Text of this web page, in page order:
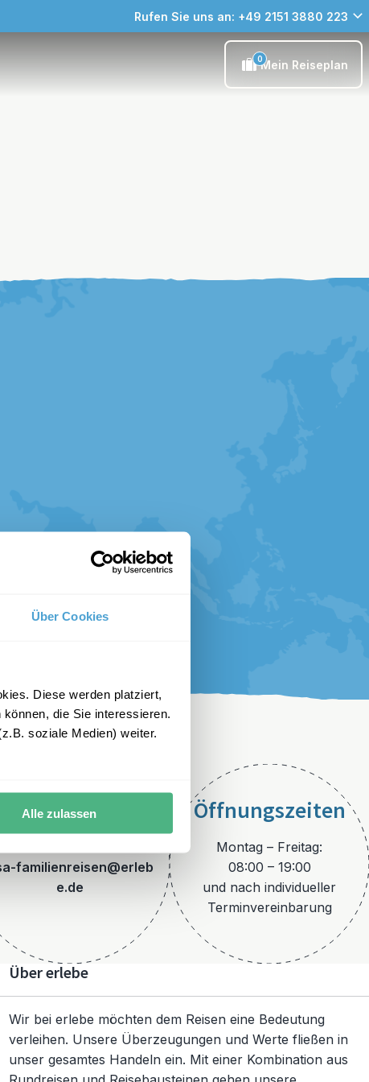
Über Cookies
Diese werden platziert,
die Sie interessieren.
soziale Medien) weiter.
Alle zulassen
Rufen Sie uns an: +49 2151 3880 223
0Mein Reiseplan
E-Mail
familienreisen@erleb
e.de
Öffnungszeiten
Montag – Freitag:
08:00 – 19:00
und nach individueller
Terminvereinbarung
Über erlebe
Wir bei erlebe möchten dem Reisen eine Bedeutung
verleihen. Unsere Überzeugungen und Werte fließen in
unser gesamtes Handeln ein. Mit einer Kombination aus